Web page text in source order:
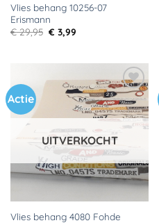
Vlies behang 10256-07
Erismann
€29,95 Oorspronkelijke
prijs
€ 3,99Huidige
Actie
Toevoegen
aan
verlanglijst
UITVERKOCHT
Vlies behang 4080 Fohde